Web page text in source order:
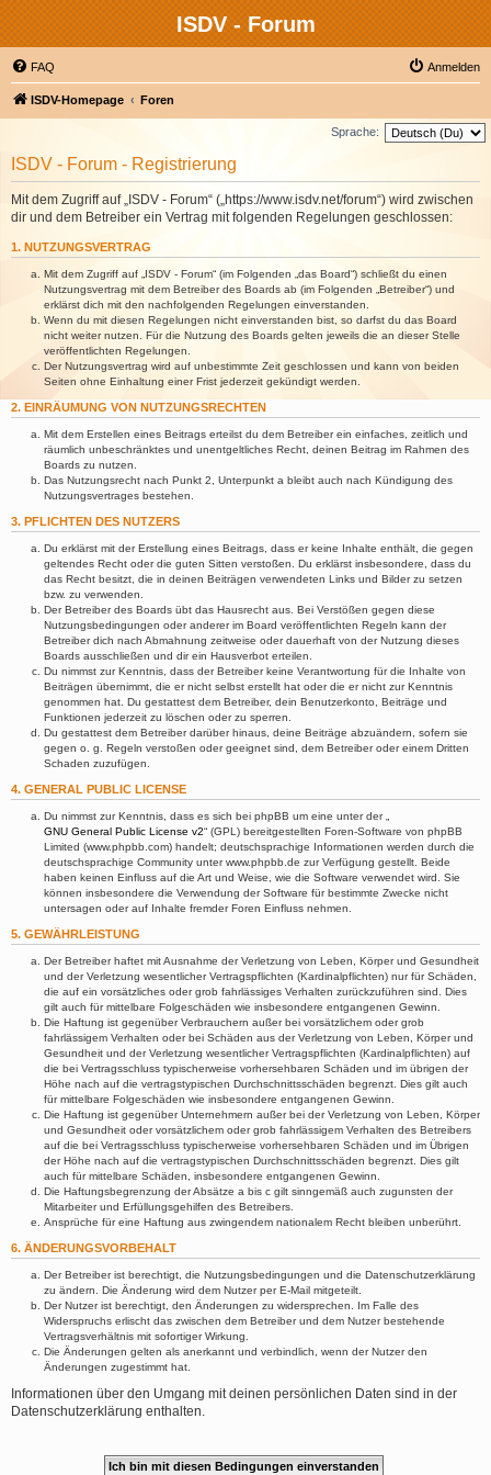
ISDV - Forum
FAQ Anmelden
ISDV-Homepage Foren
Sprache:
ISDV - Forum - Registrierung
Mit dem Zugriff auf „ISDV - Forum“ („https://www.isdv.net/forum“) wird zwischen
dir und dem Betreiber ein Vertrag mit folgenden Regelungen geschlossen:
1. NUTZUNGSVERTRAG
Mit dem Zugriff auf „ISDV - Forum“ (im Folgenden „das Board“) schließt du einen
Nutzungsvertrag mit dem Betreiber des Boards ab (im Folgenden „Betreiber“) und
erklärst dich mit den nachfolgenden Regelungen einverstanden.
Wenn du mit diesen Regelungen nicht einverstanden bist, so darfst du das Board
nicht weiter nutzen. Für die Nutzung des Boards gelten jeweils die an dieser Stelle
veröffentlichten Regelungen.
Der Nutzungsvertrag wird auf unbestimmte Zeit geschlossen und kann von beiden
Seiten ohne Einhaltung einer Frist jederzeit gekündigt werden.
2. EINRÄUMUNG VON NUTZUNGSRECHTEN
Mit dem Erstellen eines Beitrags erteilst du dem Betreiber ein einfaches, zeitlich und
räumlich unbeschränktes und unentgeltliches Recht, deinen Beitrag im Rahmen des
Boards zu nutzen.
Das Nutzungsrecht nach Punkt 2, Unterpunkt a bleibt auch nach Kündigung des
Nutzungsvertrages bestehen.
3. PFLICHTEN DES NUTZERS
Du erklärst mit der Erstellung eines Beitrags, dass er keine Inhalte enthält, die gegen
geltendes Recht oder die guten Sitten verstoßen. Du erklärst insbesondere, dass du
das Recht besitzt, die in deinen Beiträgen verwendeten Links und Bilder zu setzen
bzw. zu verwenden.
Der Betreiber des Boards übt das Hausrecht aus. Bei Verstößen gegen diese
Nutzungsbedingungen oder anderer im Board veröffentlichten Regeln kann der
Betreiber dich nach Abmahnung zeitweise oder dauerhaft von der Nutzung dieses
Boards ausschließen und dir ein Hausverbot erteilen.
Du nimmst zur Kenntnis, dass der Betreiber keine Verantwortung für die Inhalte von
Beiträgen übernimmt, die er nicht selbst erstellt hat oder die er nicht zur Kenntnis
genommen hat. Du gestattest dem Betreiber, dein Benutzerkonto, Beiträge und
Funktionen jederzeit zu löschen oder zu sperren.
Du gestattest dem Betreiber darüber hinaus, deine Beiträge abzuändern, sofern sie
gegen o. g. Regeln verstoßen oder geeignet sind, dem Betreiber oder einem Dritten
Schaden zuzufügen.
4. GENERAL PUBLIC LICENSE
Du nimmst zur Kenntnis, dass es sich bei phpBB um eine unter der „
GNU General Public License v2“ (GPL) bereitgestellten Foren-Software von phpBB
Limited (www.phpbb.com) handelt; deutschsprachige Informationen werden durch die
deutschsprachige Community unter www.phpbb.de zur Verfügung gestellt. Beide
haben keinen Einfluss auf die Art und Weise, wie die Software verwendet wird. Sie
können insbesondere die Verwendung der Software für bestimmte Zwecke nicht
untersagen oder auf Inhalte fremder Foren Einfluss nehmen.
5. GEWÄHRLEISTUNG
Der Betreiber haftet mit Ausnahme der Verletzung von Leben, Körper und Gesundheit
und der Verletzung wesentlicher Vertragspflichten (Kardinalpflichten) nur für Schäden,
die auf ein vorsätzliches oder grob fahrlässiges Verhalten zurückzuführen sind. Dies
gilt auch für mittelbare Folgeschäden wie insbesondere entgangenen Gewinn.
Die Haftung ist gegenüber Verbrauchern außer bei vorsätzlichem oder grob
fahrlässigem Verhalten oder bei Schäden aus der Verletzung von Leben, Körper und
Gesundheit und der Verletzung wesentlicher Vertragspflichten (Kardinalpflichten) auf
die bei Vertragsschluss typischerweise vorhersehbaren Schäden und im übrigen der
Höhe nach auf die vertragstypischen Durchschnittsschäden begrenzt. Dies gilt auch
für mittelbare Folgeschäden wie insbesondere entgangenen Gewinn.
Die Haftung ist gegenüber Unternehmern außer bei der Verletzung von Leben, Körper
und Gesundheit oder vorsätzlichem oder grob fahrlässigem Verhalten des Betreibers
auf die bei Vertragsschluss typischerweise vorhersehbaren Schäden und im Übrigen
der Höhe nach auf die vertragstypischen Durchschnittsschäden begrenzt. Dies gilt
auch für mittelbare Schäden, insbesondere entgangenen Gewinn.
Die Haftungsbegrenzung der Absätze a bis c gilt sinngemäß auch zugunsten der
Mitarbeiter und Erfüllungsgehilfen des Betreibers.
Ansprüche für eine Haftung aus zwingendem nationalem Recht bleiben unberührt.
6. ÄNDERUNGSVORBEHALT
Der Betreiber ist berechtigt, die Nutzungsbedingungen und die Datenschutzerklärung
zu ändern. Die Änderung wird dem Nutzer per E-Mail mitgeteilt.
Der Nutzer ist berechtigt, den Änderungen zu widersprechen. Im Falle des
Widerspruchs erlischt das zwischen dem Betreiber und dem Nutzer bestehende
Vertragsverhältnis mit sofortiger Wirkung.
Die Änderungen gelten als anerkannt und verbindlich, wenn der Nutzer den
Änderungen zugestimmt hat.
Informationen über den Umgang mit deinen persönlichen Daten sind in der
Datenschutzerklärung enthalten.